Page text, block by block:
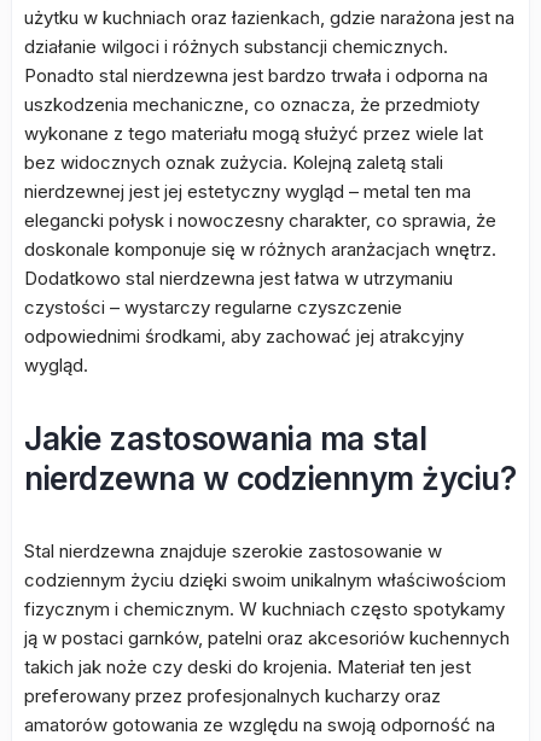
użytku w kuchniach oraz łazienkach, gdzie narażona jest na
działanie wilgoci i różnych substancji chemicznych.
Ponadto stal nierdzewna jest bardzo trwała i odporna na
uszkodzenia mechaniczne, co oznacza, że przedmioty
wykonane z tego materiału mogą służyć przez wiele lat
bez widocznych oznak zużycia. Kolejną zaletą stali
nierdzewnej jest jej estetyczny wygląd – metal ten ma
elegancki połysk i nowoczesny charakter, co sprawia, że
doskonale komponuje się w różnych aranżacjach wnętrz.
Dodatkowo stal nierdzewna jest łatwa w utrzymaniu
czystości – wystarczy regularne czyszczenie
odpowiednimi środkami, aby zachować jej atrakcyjny
wygląd.
Jakie zastosowania ma stal
nierdzewna w codziennym życiu?
Stal nierdzewna znajduje szerokie zastosowanie w
codziennym życiu dzięki swoim unikalnym właściwościom
fizycznym i chemicznym. W kuchniach często spotykamy
ją w postaci garnków, patelni oraz akcesoriów kuchennych
takich jak noże czy deski do krojenia. Materiał ten jest
preferowany przez profesjonalnych kucharzy oraz
amatorów gotowania ze względu na swoją odporność na